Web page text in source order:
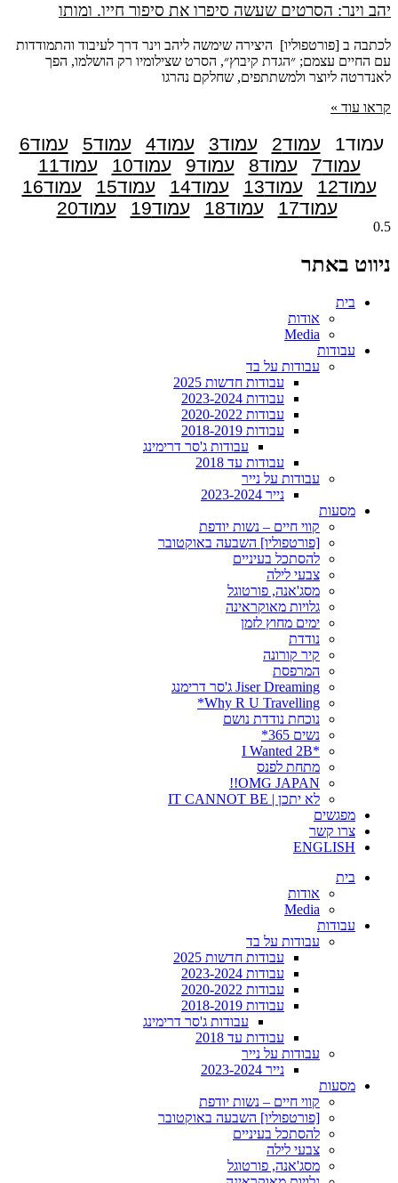
יהב וינר: הסרטים שעשה סיפרו את סיפור חייו. ומותו
לכתבה ב [פורטפוליו] היצירה שימשה ליהב וינר דרך לעיבוד והתמודדות
עם החיים עצמם; ״הגדת קיבוץ״, הסרט שצילומיו רק הושלמו, הפך
לאנדרטה ליוצר ולמשתתפים, שחלקם נהרגו
קראו עוד »
עמוד1 עמוד2 עמוד3 עמוד4 עמוד5 עמוד6
עמוד7 עמוד8 עמוד9 עמוד10 עמוד11
עמוד12 עמוד13 עמוד14 עמוד15 עמוד16
עמוד17 עמוד18 עמוד19 עמוד20
ניווט באתר
בית
אודות
Media
עבודות
עבודות על בד
עבודות חדשות 2025
עבודות 2023-2024
עבודות 2020-2022
עבודות 2018-2019
עבודות ג'סר דרימינג
עבודות עד 2018
עבודות על נייר
נייר 2023-2024
מסעות
קווי חיים – נשות יודפת
[פורטפוליו] השבעה באוקטובר
להסתכל בעיניים
צבעי לילה
מסג'אנה, פורטוגל
גלויות מאוקראינה
ימים מחוץ לזמן
נודדת
קיר קורונה
המרפסת
Jiser Dreaming ג'סר דרימנג
Why R U Travelling*
נוכחת נודדת נושם
נשים 365*
*I Wanted 2B
מתחת לפנס
OMG JAPAN!!
לא יתכן | IT CANNOT BE
מפגשים
צרו קשר
ENGLISH
בית
אודות
Media
עבודות
עבודות על בד
עבודות חדשות 2025
עבודות 2023-2024
עבודות 2020-2022
עבודות 2018-2019
עבודות ג'סר דרימינג
עבודות עד 2018
עבודות על נייר
נייר 2023-2024
מסעות
קווי חיים – נשות יודפת
[פורטפוליו] השבעה באוקטובר
להסתכל בעיניים
צבעי לילה
מסג'אנה, פורטוגל